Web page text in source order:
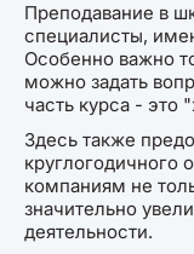
Преподавание в
специалисты,
Особенно важно
можно задать
часть курса -
Здесь также
круглогодичного
компаниям не
значительно
деятельности.